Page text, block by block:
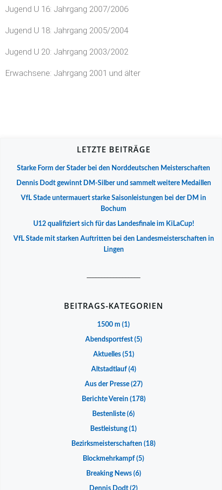
Jugend U 16: Jahrgang 2007/2006
Jugend U 18: Jahrgang 2005/2004
Jugend U 20: Jahrgang 2003/2002
Erwachsene: Jahrgang 2001 und älter
LETZTE BEITRÄGE
Starke Form der Stader bei den Norddeutschen Meisterschaften
Dennis Dodt gewinnt DM-Silber und sammelt weitere Medaillen
VfL Stade untermauert starke Saisonleistungen bei der DM in
Bochum
U12 qualifiziert sich für das Landesfinale im KiLaCup!
VfL Stade mit starken Auftritten bei den Landesmeisterschaften in
Lingen
BEITRAGS-KATEGORIEN
1500 m (1)
Abendsportfest(5)
Aktuelles(51)
Altstadtlauf(4)
Aus der Presse(27)
Berichte Verein(178)
Bestenliste (6)
Bestleistung(1)
Bezirksmeisterschaften (18)
Blockmehrkampf (5)
Breaking News(6)
Dennis Dodt (2)